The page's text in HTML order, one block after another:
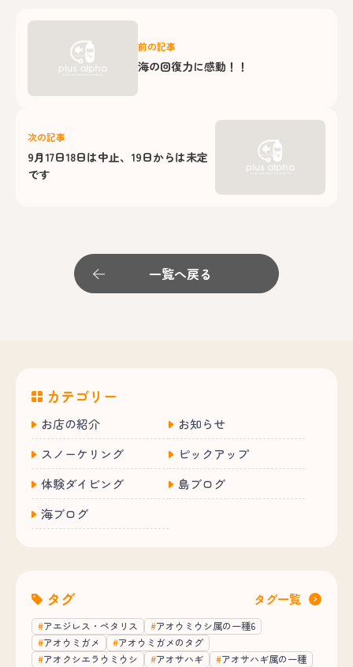
前の記事
海の回復力に感動！！
次の記事
9月17日18日は中止、19日からは未定
です
一覧へ戻る
カテゴリー
お店の紹介
お知らせ
スノーケリング
ピックアップ
体験ダイビング
島ブログ
海ブログ
タグ タグ一覧
アエジレス・ペタリス
アオウミウシ属の一種6
アオウミガメ
アオウミガメのタグ
アオクシエラウミウシ
アオサハギ
アオサハギ属の一種